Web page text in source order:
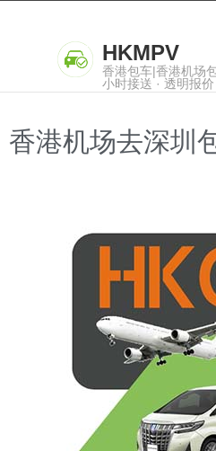
HKMPV
香港包车|香港机场
小时接送 · 透明报价
香港机场去深圳